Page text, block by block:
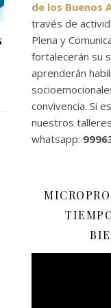
de los Buenos
través de
Plena y
fortalecerán su
aprenderán
convivencia. Si
nuestros
whatsapp: